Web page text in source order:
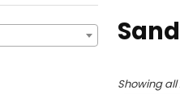
Showing all